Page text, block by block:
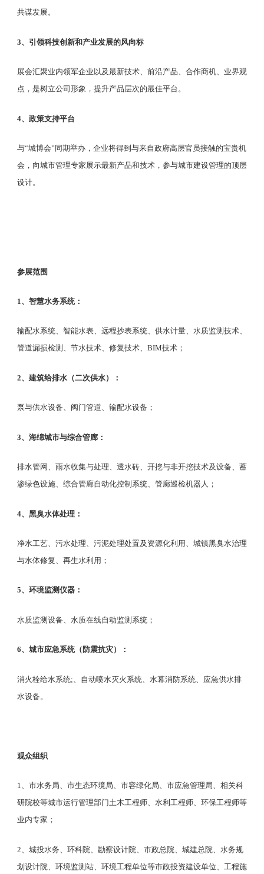
共谋发展。
3、引领科技创新和产业发展的风向标
展会汇聚业内领军企业以及最新技术、前沿产品、合作商机、业界观
点，是树立公司形象，提升产品层次的最佳平台。
4、政策支持平台
与“城博会”同期举办，企业将得到与来自政府高层官员接触的宝贵机
会，向城市管理专家展示最新产品和技术，参与城市建设管理的顶层
设计。
参展范围
1、智慧水务系统：
输配水系统、智能水表、远程抄表系统、供水计量、水质监测技术、
管道漏损检测、节水技术、修复技术、 BIM技术；
2、建筑给排水（二次供水）：
泵与供水设备、阀门管道、输配水设备；
3、海绵城市与综合管廊：
排水管网、雨水收集与处理、透水砖、开挖与非开挖技术及设备、蓄
渗绿色设施、综合管廊自动化控制系统、管廊巡检机器人；
4、黑臭水体处理：
净水工艺、污水处理、污泥处理处置及资源化利用、城镇黑臭水治理
与水体修复、再生水利用；
5、环境监测仪器：
水质监测设备、水质在线自动监测系统；
6、城市应急系统（防震抗灾）：
消火栓给水系统;、自动喷水灭火系统、水幕消防系统、应急供水排
水设备。
观众组织
1、市水务局、市生态环境局、市容绿化局、市应急管理局、相关科
研院校等城市运行管理部门土木工程师、水利工程师、环保工程师等
业内专家；
2、城投水务、环科院、勘察设计院、市政总院、城建总院、水务规
划设计院、环境监测站、环境工程单位等市政投资建设单位、工程施